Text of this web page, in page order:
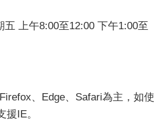
五 上午8:00至12:00 下午1:00至
、Edge、Safari為主，如使
IE。